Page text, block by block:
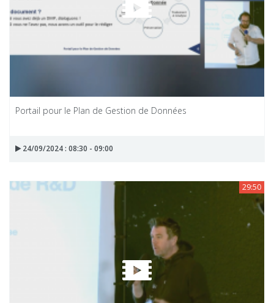
Portail pour le Plan de Gestion de Données
24/09/2024 : 08:30 - 09:00
29:50